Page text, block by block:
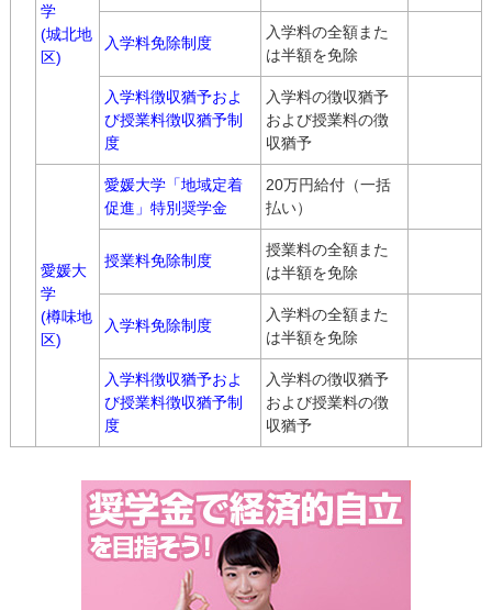
学
(城北地
区)
入学料免除制度
入学料の全額また
は半額を免除
入学料徴収猶予およ
び授業料徴収猶予制
度
入学料の徴収猶予
および授業料の徴
収猶予
愛媛大
学
(樽味地
区)
愛媛大学「地域定着
促進」特別奨学金
20万円給付（一括
払い）
授業料免除制度
授業料の全額また
は半額を免除
入学料免除制度
入学料の全額また
は半額を免除
入学料徴収猶予およ
び授業料徴収猶予制
度
入学料の徴収猶予
および授業料の徴
収猶予